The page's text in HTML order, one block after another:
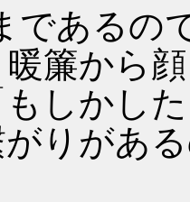
である
暖簾から
しかし
がりがあ